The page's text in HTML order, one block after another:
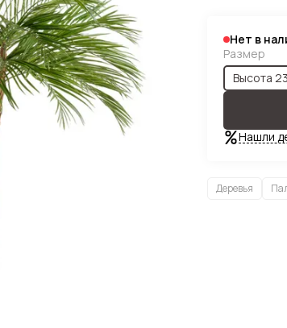
Нет в
Размер
Высота
Нашли
Деревья